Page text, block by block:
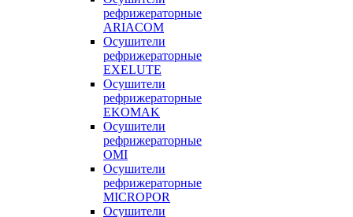
рефрижераторные
ARIACOM
Осушители
рефрижераторные
EXELUTE
Осушители
рефрижераторные
EKOMAK
Осушители
рефрижераторные
OMI
Осушители
рефрижераторные
MICROPOR
Осушители